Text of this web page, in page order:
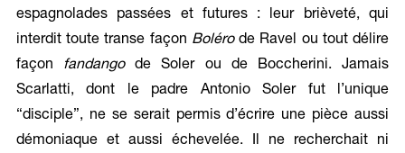
espagnolades passées et futures : leur brièveté, qui
interdit toute transe façon Bolérode Ravel ou tout délire
façon fandangode Soler ou de Boccherini. Jamais
Scarlatti, dont le padre Antonio Soler fut l’unique
“disciple”, ne se serait permis d’écrire une pièce aussi
démoniaque et aussi échevelée. Il ne recherchait ni